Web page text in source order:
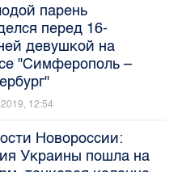
парень
перед 16-
девушкой на
"Симферополь –
12:54
Новороссии:
Украины пошла на